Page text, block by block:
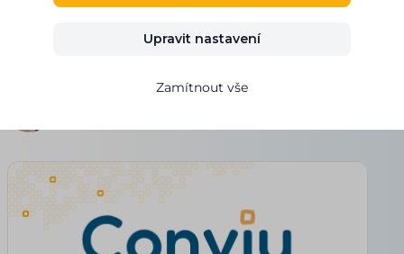
produktových stránek a
kategorií e-shopu
Upravit nastavení
Zamítnout vše